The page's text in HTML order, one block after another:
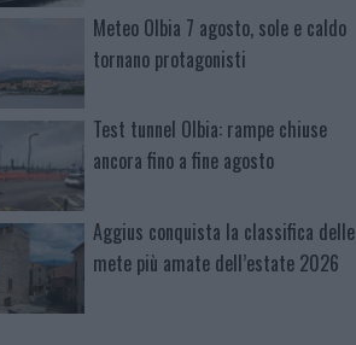
Meteo Olbia 7 agosto, sole e caldo
tornano protagonisti
Test tunnel Olbia: rampe chiuse
ancora fino a fine agosto
Aggius conquista la classifica delle
mete più amate dell’estate 2026